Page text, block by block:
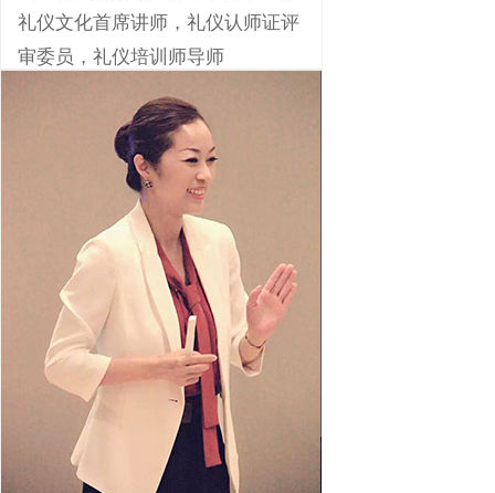
礼仪文化首席讲师，礼仪认师证评
审委员，礼仪培训师导师